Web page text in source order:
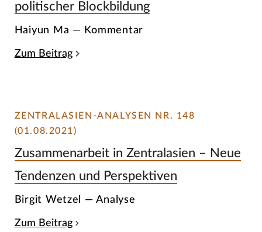
politischer Blockbildung
Haiyun Ma — Kommentar
Zum Beitrag
ZENTRALASIEN-ANALYSEN NR. 148
(01.08.2021)
Zusammenarbeit in Zentralasien – Neue
Tendenzen und Perspektiven
Birgit Wetzel — Analyse
Zum Beitrag